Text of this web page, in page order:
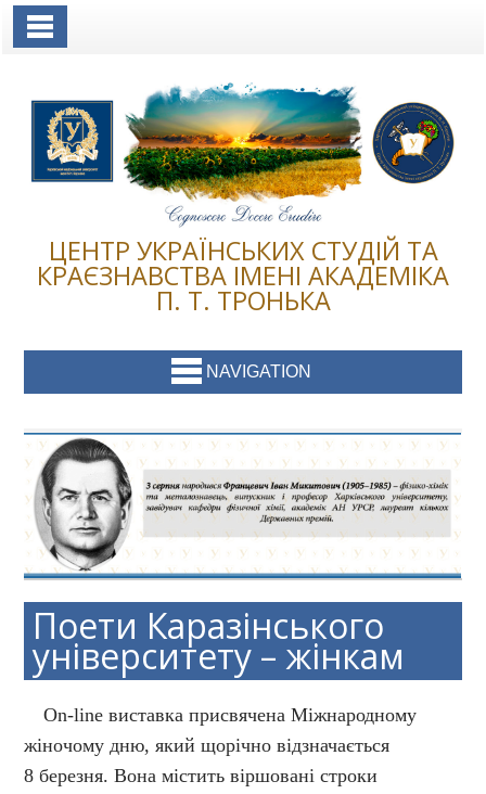
ЦЕНТР УКРАЇНСЬКИХ СТУДІЙ ТА
КРАЄЗНАВСТВА ІМЕНІ АКАДЕМІКА
П. Т. ТРОНЬКА
NAVIGATION
Поети Каразінського
університету – жінкам
On-line виставка присвячена Міжнародному
жіночому дню, який щорічно відзначається
8 березня. Вона містить віршовані строки